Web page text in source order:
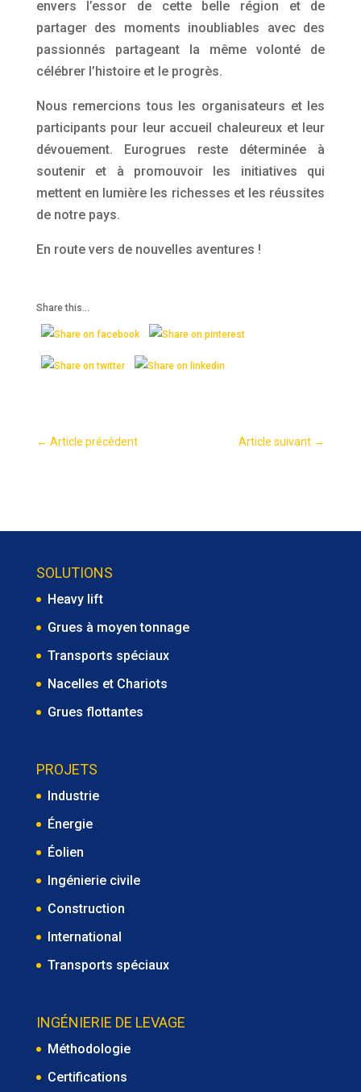
envers l’essor de cette belle région et de
partager des moments inoubliables avec des
passionnés partageant la même volonté de
célébrer l’histoire et le progrès.
Nous remercions tous les organisateurs et les
participants pour leur accueil chaleureux et leur
dévouement. Eurogrues reste déterminée à
soutenir et à promouvoir les initiatives qui
mettent en lumière les richesses et les réussites
de notre pays.
En route vers de nouvelles aventures !
Share this...
← Article précédent Article suivant →
SOLUTIONS
Heavy lift
Grues à moyen tonnage
Transports spéciaux
Nacelles et Chariots
Grues flottantes
PROJETS
Industrie
Énergie
Éolien
Ingénierie civile
Construction
International
Transports spéciaux
INGÉNIERIE DE LEVAGE
Méthodologie
Certifications